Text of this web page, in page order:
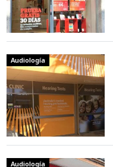
Audiología
Audiología